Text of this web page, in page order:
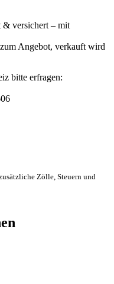
& versichert – mit
Angebot, verkauft wird
bitte erfragen:
Zölle, Steuern und